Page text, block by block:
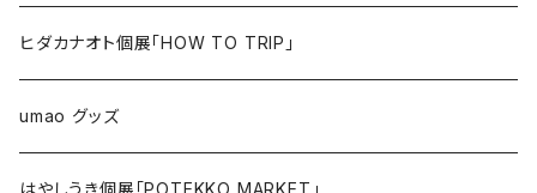
ヒダカナオト個展「HOW TO TRIP」
umao グッズ
はやしうき個展「POTEKKO MARKET」